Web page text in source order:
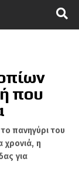
που
πανηγύρι του
χρονιά, η
για